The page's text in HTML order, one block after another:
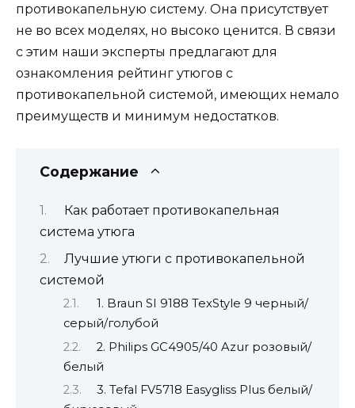
противокапельную систему. Она присутствует
не во всех моделях, но высоко ценится. В связи
с этим наши эксперты предлагают для
ознакомления рейтинг утюгов с
противокапельной системой, имеющих немало
преимуществ и минимум недостатков.
Содержание
Как работает противокапельная
система утюга
Лучшие утюги с противокапельной
системой
1. Braun SI 9188 TexStyle 9 черный/
серый/голубой
2. Philips GC4905/40 Azur розовый/
белый
3. Tefal FV5718 Easygliss Plus белый/